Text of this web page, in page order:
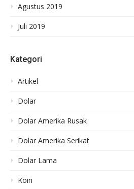
Agustus 2019
Juli 2019
Kategori
Artikel
Dolar
Dolar Amerika Rusak
Dolar Amerika Serikat
Dolar Lama
Koin